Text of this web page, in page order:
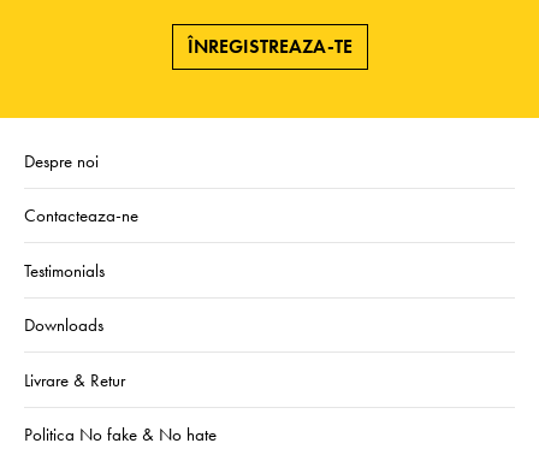
ÎNREGISTREAZA-TE
Despre noi
Contacteaza-ne
Testimonials
Downloads
Livrare & Retur
Politica No fake & No hate